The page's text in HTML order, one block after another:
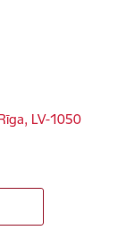
LV-1050